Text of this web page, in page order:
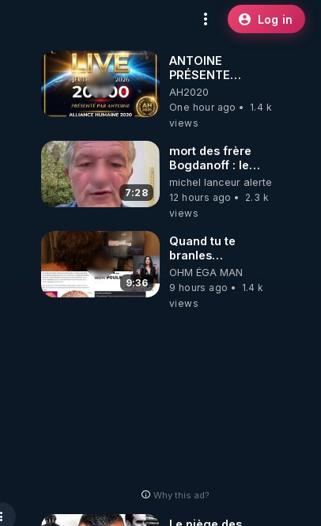
Log in
ANTOINE
PRÉSENTE
AH2020 LE LIVE
20H ***DU
06/08/2026***
AH2020
One hour ago
1.4 k
views
7:28
mort des frère
Bogdanoff : le
mensonge d état
michel lanceur alerte
12 hours ago
2.3 k
views
9:36
Quand tu te
branles
bonhomme tu
émets des ondes
ils ont juste omis
OHM ÉGA MAN
9 hours ago
1.4 k
views
Why this ad?